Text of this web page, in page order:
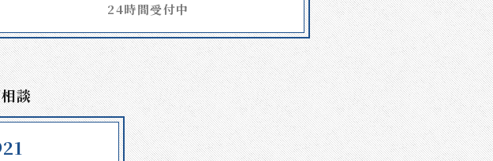
24時間受付中
談